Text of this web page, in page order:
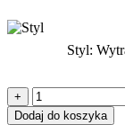
Styl:
+
ilość
Villa
Dodaj do koszyka